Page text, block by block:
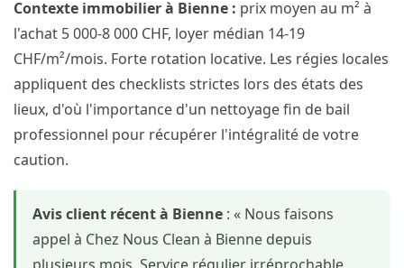
Contexte immobilier à Bienne : prix moyen au m² à
l'achat 5 000-8 000 CHF, loyer médian 14-19
CHF/m²/mois. Forte rotation locative. Les régies locales
appliquent des checklists strictes lors des états des
lieux, d'où l'importance d'un nettoyage fin de bail
professionnel pour récupérer l'intégralité de votre
caution.
Avis client récent à Bienne : « Nous faisons
appel à Chez Nous Clean à Bienne depuis